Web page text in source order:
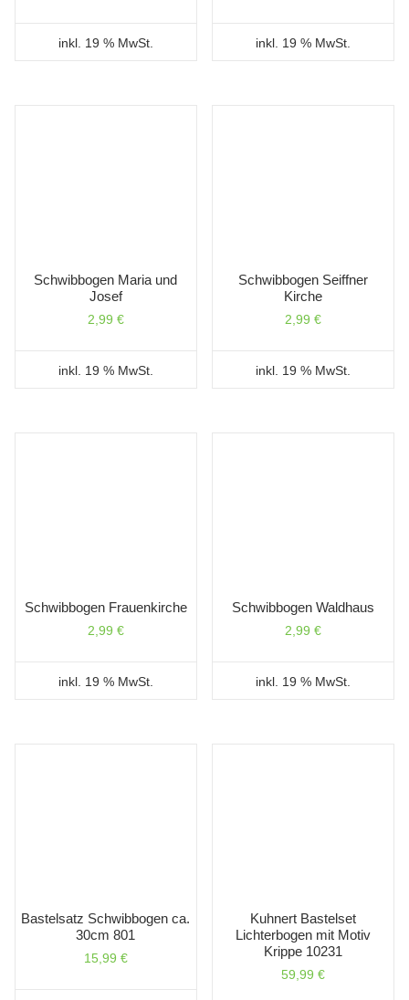
inkl. 19 % MwSt. inkl. 19 % MwSt.
Schwibbogen Maria und
Josef
2,99 €
inkl. 19 % MwSt.
Schwibbogen Seiffner
Kirche
2,99€
inkl. 19 % MwSt.
Schwibbogen Frauenkirche
2,99 €
inkl. 19 % MwSt.
Schwibbogen Waldhaus
2,99€
inkl. 19 % MwSt.
Bastelsatz Schwibbogen ca.
30cm 801
15,99 €
Kuhnert Bastelset
Lichterbogen mit Motiv
Krippe 10231
59,99€